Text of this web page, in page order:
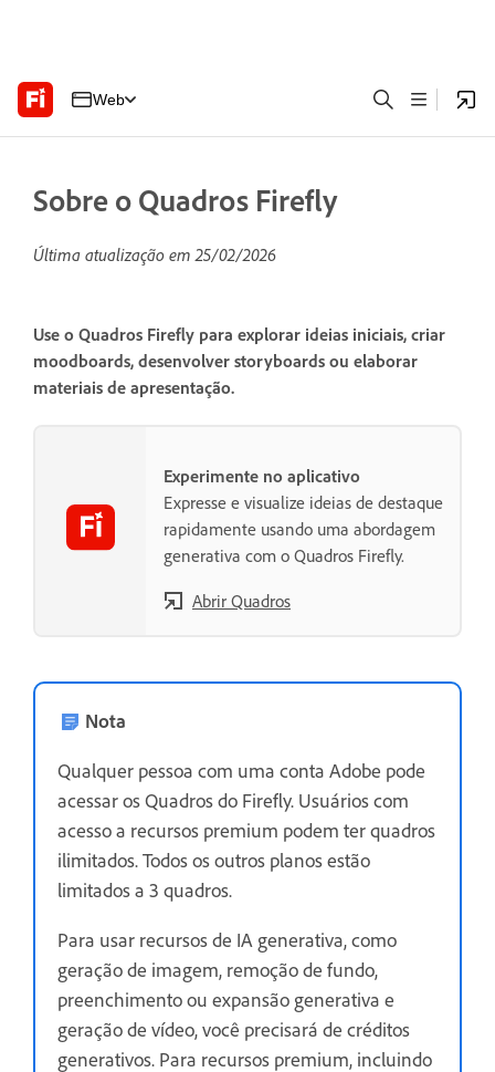
Web
Sobre o Quadros Firefly
Última atualização em25/02/2026
Use o Quadros Firefly para explorar ideias iniciais, criar
moodboards, desenvolver storyboards ou elaborar
materiais de apresentação.
Experimente no aplicativo
Expresse e visualize ideias de destaque
rapidamente usando uma abordagem
generativa com o Quadros Firefly.
Abrir Quadros
Nota
Qualquer pessoa com uma conta Adobe pode
acessar os Quadros do Firefly. Usuários com
acesso a recursos premium podem ter quadros
ilimitados. Todos os outros planos estão
limitados a 3 quadros.
Para usar recursos de IA generativa, como
geração de imagem, remoção de fundo,
preenchimento ou expansão generativa e
geração de vídeo, você precisará de créditos
generativos. Para recursos premium, incluindo